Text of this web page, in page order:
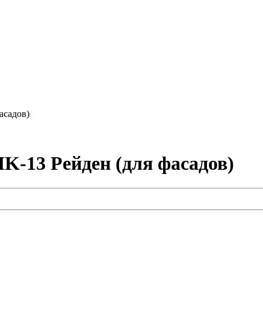
13 Рейден (для фасадов)